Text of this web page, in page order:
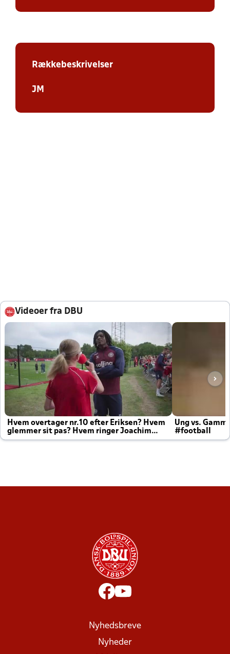
Rækkebeskrivelser
JM
Videoer fra DBU
Hvem overtager nr.10 efter Eriksen? Hvem
glemmer sit pas? Hvem ringer Joachim
altid til efter kampe?
Ung vs.
#football
Nyhedsbreve
Nyheder